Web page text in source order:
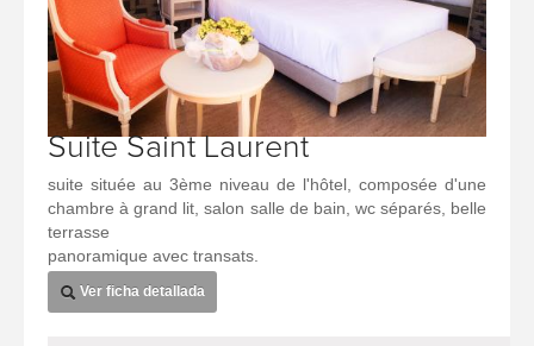
Suite Saint Laurent
suite située au 3ème niveau de l'hôtel, composée d'une
chambre à grand lit, salon salle de bain, wc séparés, belle
terrasse
panoramique avec transats.
Ver ficha detallada